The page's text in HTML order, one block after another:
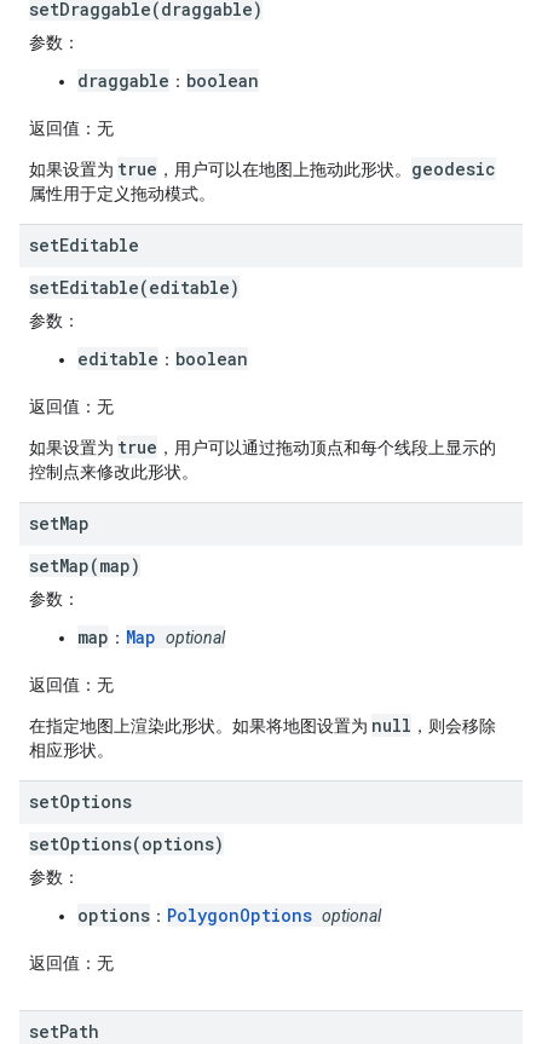
setDraggable(draggable)
参数 ：
draggable ： boolean
返回值 ：无
如果设置为 true ，用户可以在地图上拖动此形状。 geodesic
属性用于定义拖动模式。
setEditable
setEditable(editable)
参数 ：
editable ： boolean
返回值 ：无
如果设置为 true ，用户可以通过拖动顶点和每个线段上显示的
控制点来修改此形状。
setMap
setMap(map)
参数 ：
map ： Map optional
返回值 ：无
在指定地图上渲染此形状。如果将地图设置为 null ，则会移除
相应形状。
setOptions
setOptions(options)
参数 ：
options ： PolygonOptions optional
返回值 ：无
setPath